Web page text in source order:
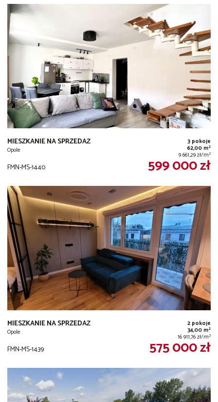
MIESZKANIE NA SPRZEDAŻ
Opole
3 pokoje
62,00 m2
9 661,29 zł/m2
FMN-MS-1440 599 000 zł
MIESZKANIE NA SPRZEDAŻ
Opole
2 pokoje
34,00 m2
16 911,76 zł/m2
FMN-MS-1439 575 000 zł